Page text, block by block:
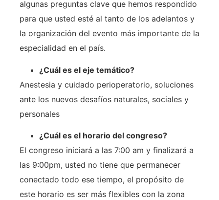
algunas preguntas clave que hemos respondido
para que usted esté al tanto de los adelantos y
la organización del evento más importante de la
especialidad en el país.
¿Cuál es el eje temático?
Anestesia y cuidado perioperatorio, soluciones
ante los nuevos desafíos naturales, sociales y
personales
¿Cuál es el horario del congreso?
El congreso iniciará a las 7:00 am y finalizará a
las 9:00pm, usted no tiene que permanecer
conectado todo ese tiempo, el propósito de
este horario es ser más flexibles con la zona